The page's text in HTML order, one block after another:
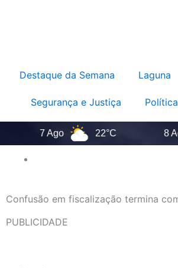
Destaque da Semana Laguna
Segurança e Justiça Política
7 Ago 22°C 8 Ago
Confusão em fiscalização termina
PUBLICIDADE